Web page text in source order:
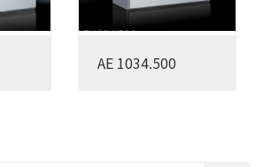
AE 1034.500